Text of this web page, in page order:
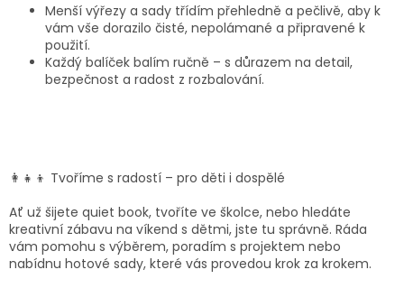
Menší výřezy a sady třídím přehledně a pečlivě, aby k
vám vše dorazilo čisté, nepolámané a připravené k
použití.
Každý balíček balím ručně – s důrazem na detail,
bezpečnost a radost z rozbalování.
👩‍👧‍👦 Tvoříme s radostí – pro děti i dospělé
Ať už šijete quiet book, tvoříte ve školce, nebo hledáte
kreativní zábavu na víkend s dětmi, jste tu správně. Ráda
vám pomohu s výběrem, poradím s projektem nebo
nabídnu hotové sady, které vás provedou krok za krokem.